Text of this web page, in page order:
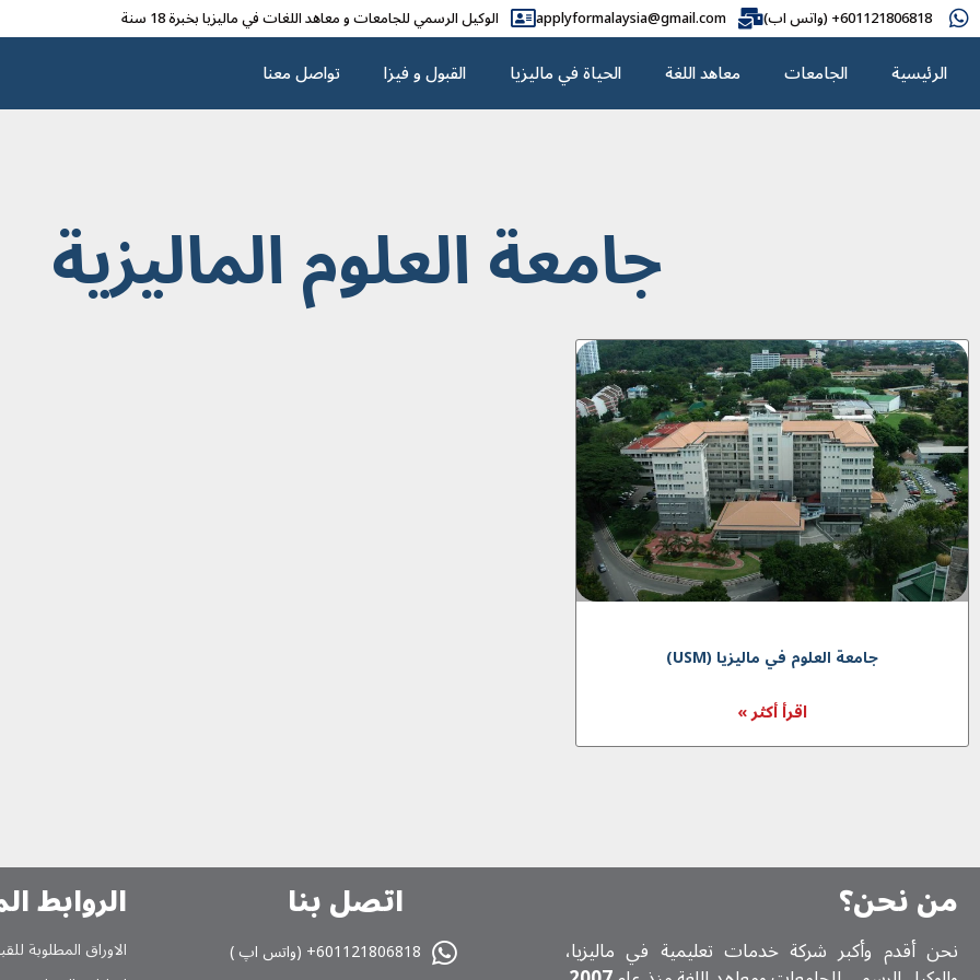
601121806818+ (واتس اب) applyformalaysia@gmail.com الوکیل الرسمي للجامعات و معاهد اللغات في مالیزیا بخبرة 18 سنة
الرئيسية الجامعات معاهد اللغة الحياة في ماليزيا القبول و فیزا تواصل معنا
جامعة العلوم الماليزية
جامعة العلوم في ماليزیا (USM)
اقرأ أكثر »
من نحن؟
نحن أقدم وأكبر شركة خدمات تعلیمیة في ماليزيا،
اتصل بنا
601121806818+ (واتس اپ )
الروابط
الاوراق المطلوبة